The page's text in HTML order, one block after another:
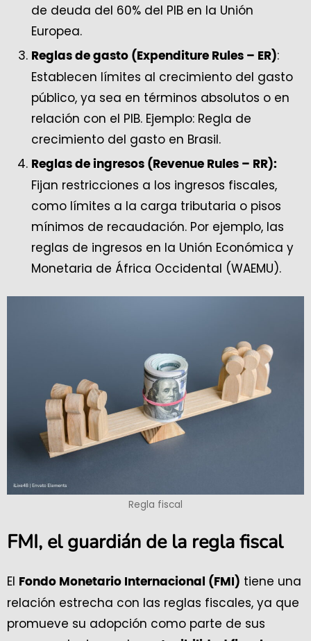
de deuda del 60% del PIB en la Unión
Europea.
Reglas de gasto (Expenditure Rules – ER):
Establecen límites al crecimiento del gasto
público, ya sea en términos absolutos o en
relación con el PIB. Ejemplo: Regla de
crecimiento del gasto en Brasil.
Reglas de ingresos (Revenue Rules – RR):
Fijan restricciones a los ingresos fiscales,
como límites a la carga tributaria o pisos
mínimos de recaudación. Por ejemplo, las
reglas de ingresos en la Unión Económica y
Monetaria de África Occidental (WAEMU).
Regla fiscal
FMI, el guardián de la regla fiscal
El Fondo Monetario Internacional (FMI) tiene una
relación estrecha con las reglas fiscales, ya que
promueve su adopción como parte de sus